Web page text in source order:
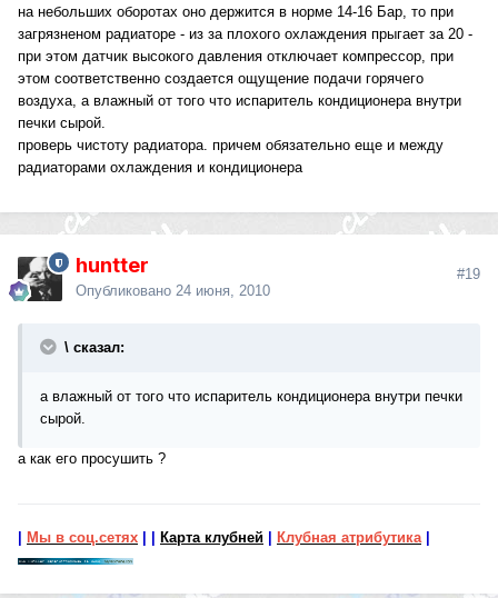
на небольших оборотах оно держится в норме 14-16 Бар, то при
загрязненом радиаторе - из за плохого охлаждения прыгает за 20 -
при этом датчик высокого давления отключает компрессор, при
этом соответственно создается ощущение подачи горячего
воздуха, а влажный от того что испаритель кондиционера внутри
печки сырой.
проверь чистоту радиатора. причем обязательно еще и между
радиаторами охлаждения и кондиционера
huntter
Опубликовано 24 июня, 2010
#19
\ сказал:
а влажный от того что испаритель кондиционера внутри печки
сырой.
а как его просушить ?
Мы в соц.сетях Карта клубней Клубная атрибутика|